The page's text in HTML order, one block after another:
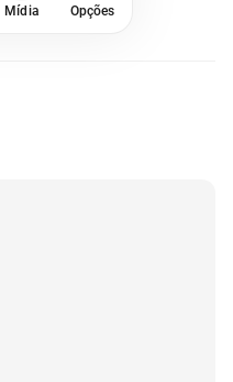
Mídia Opções